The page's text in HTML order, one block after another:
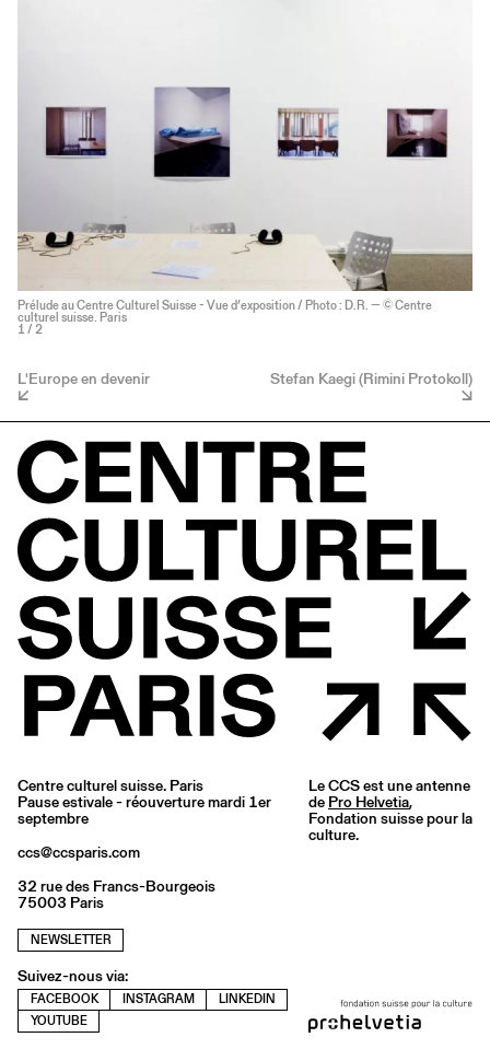
Prélude au Centre Culturel Suisse - Vue d’exposition / Photo : D.R. — © Centre
culturel suisse. Paris
1 / 2
L'Europe en devenir Stefan Kaegi (Rimini Protokoll)
Centre culturel suisse. Paris
Pause estivale - réouverture mardi 1er
septembre
ccs@ccsparis.com
32 rue des Francs-Bourgeois
75003 Paris
NEWSLETTER
Suivez-nous via:
FACEBOOK INSTAGRAM
LINKEDIN
YOUTUBE
Le CCS est une antenne
de Pro Helvetia,
Fondation suisse pour la
culture.